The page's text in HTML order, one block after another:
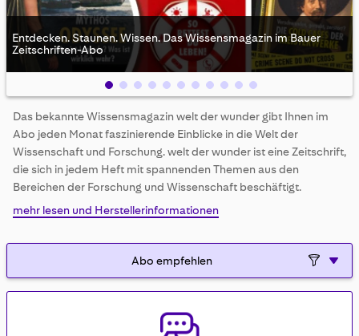
Entdecken. Staunen. Wissen. Das Wissensmagazin im Bauer
Zeitschriften-Abo
to
the
beginning
of
the
gallery
Das bekannte Wissensmagazin welt der wunder gibt Ihnen im
Abo jeden Monat faszinierende Einblicke in die Welt der
Wissenschaft und Forschung. welt der wunder ist eine Zeitschrift,
die sich in jedem Heft mit spannenden Themen aus den
Bereichen der Forschung und Wissenschaft beschäftigt.
mehr lesen und Herstellerinformationen